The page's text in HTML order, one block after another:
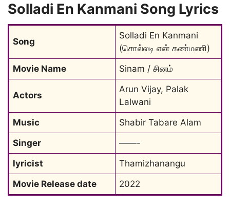
Solladi En Kanmani Song Lyrics
Song
Solladi En Kanmani
(சொல்லடி என் கண்மணி)
Movie Name
Sinam / சினம்
Actors
Arun Vijay, Palak
Lalwani
Music
Shabir Tabare Alam
Singer
——-
lyricist
Thamizhanangu
Movie Release date
2022